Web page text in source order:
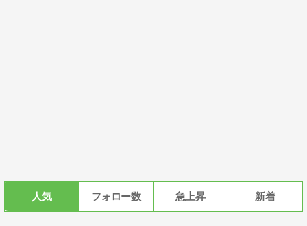
人気 フォロー数 急上昇 新着